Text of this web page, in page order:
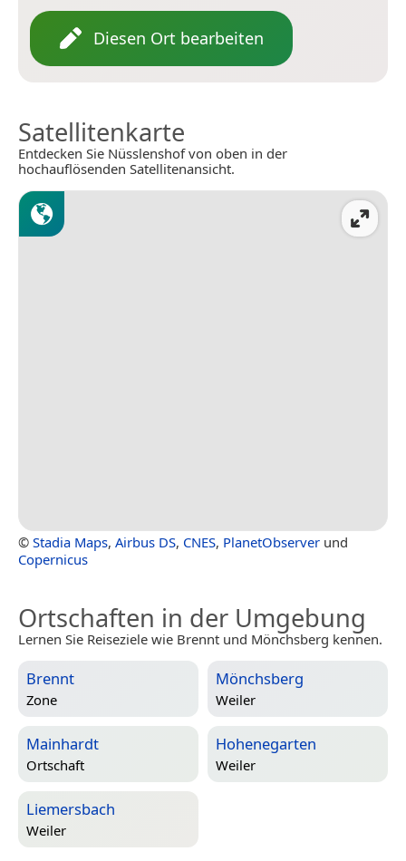
Diesen Ort bearbeiten
Satellitenkarte
Entdecken Sie Nüsslenshof von oben in der
hochauflösenden Satellitenansicht.
© Stadia Maps, Airbus DS, CNES, PlanetObserver und
Copernicus
Ortschaften in der Umgebung
Lernen Sie Reiseziele wie Brennt und Mönchsberg kennen.
Brennt
Zone
Mönchsberg
Weiler
Mainhardt
Ortschaft
Hohenegarten
Weiler
Liemersbach
Weiler